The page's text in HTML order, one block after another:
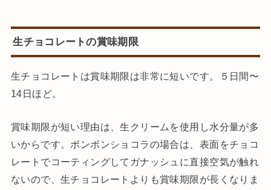
生チョコレートの賞味期限
生チョコレートは賞味期限は非常に短いです。５日間〜
14日ほど。
賞味期限が短い理由は、生クリームを使用し水分量が多
いからです。ボンボンショコラの場合は、表面をチョコ
レートでコーティングしてガナッシュに直接空気が触れ
ないので、生チョコレートよりも賞味期限が長くなりま